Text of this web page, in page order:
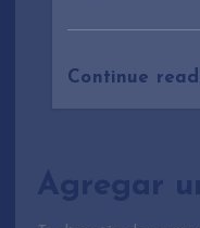
Continue
Agregar